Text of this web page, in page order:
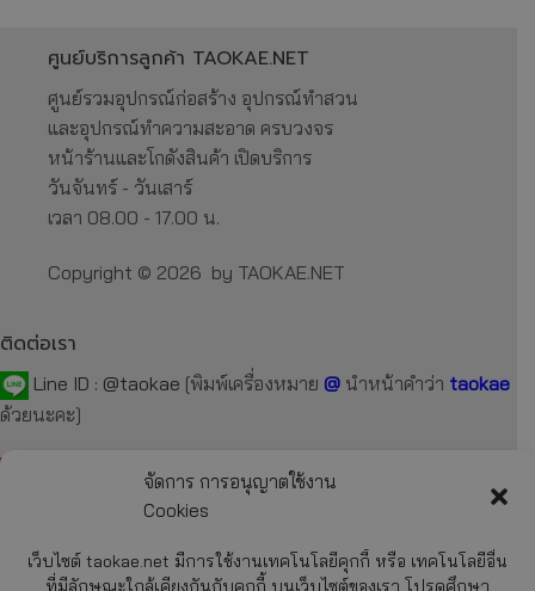
จัดการ การอนุญาตใช้งาน
Cookies
เว็บไซต์ taokae.net มีการใช้งานเทคโนโลยีคุกกี้ หรือ เทคโนโลยีอื่น
ศูนย์บริการลูกค้า TAOKAE.NET
ศูนย์รวมอุปกรณ์ก่อสร้าง อุปกรณ์ทำสวน
และอุปกรณ์ทำความสะอาด ครบวงจร
หน้าร้านและโกดังสินค้า เปิดบริการ
วันจันทร์ - วันเสาร์
เวลา 08.00 - 17.00 น.
Copyright © 2026 by TAOKAE.NET
ติดต่อเรา
Line ID : @taokae [พิมพ์เครื่องหมาย @ นำหน้าคำว่า taokae
ด้วยนะคะ]
092-872-7229 099-131-3129
taokae.net@gmail.com
Fax : 02-054-4244